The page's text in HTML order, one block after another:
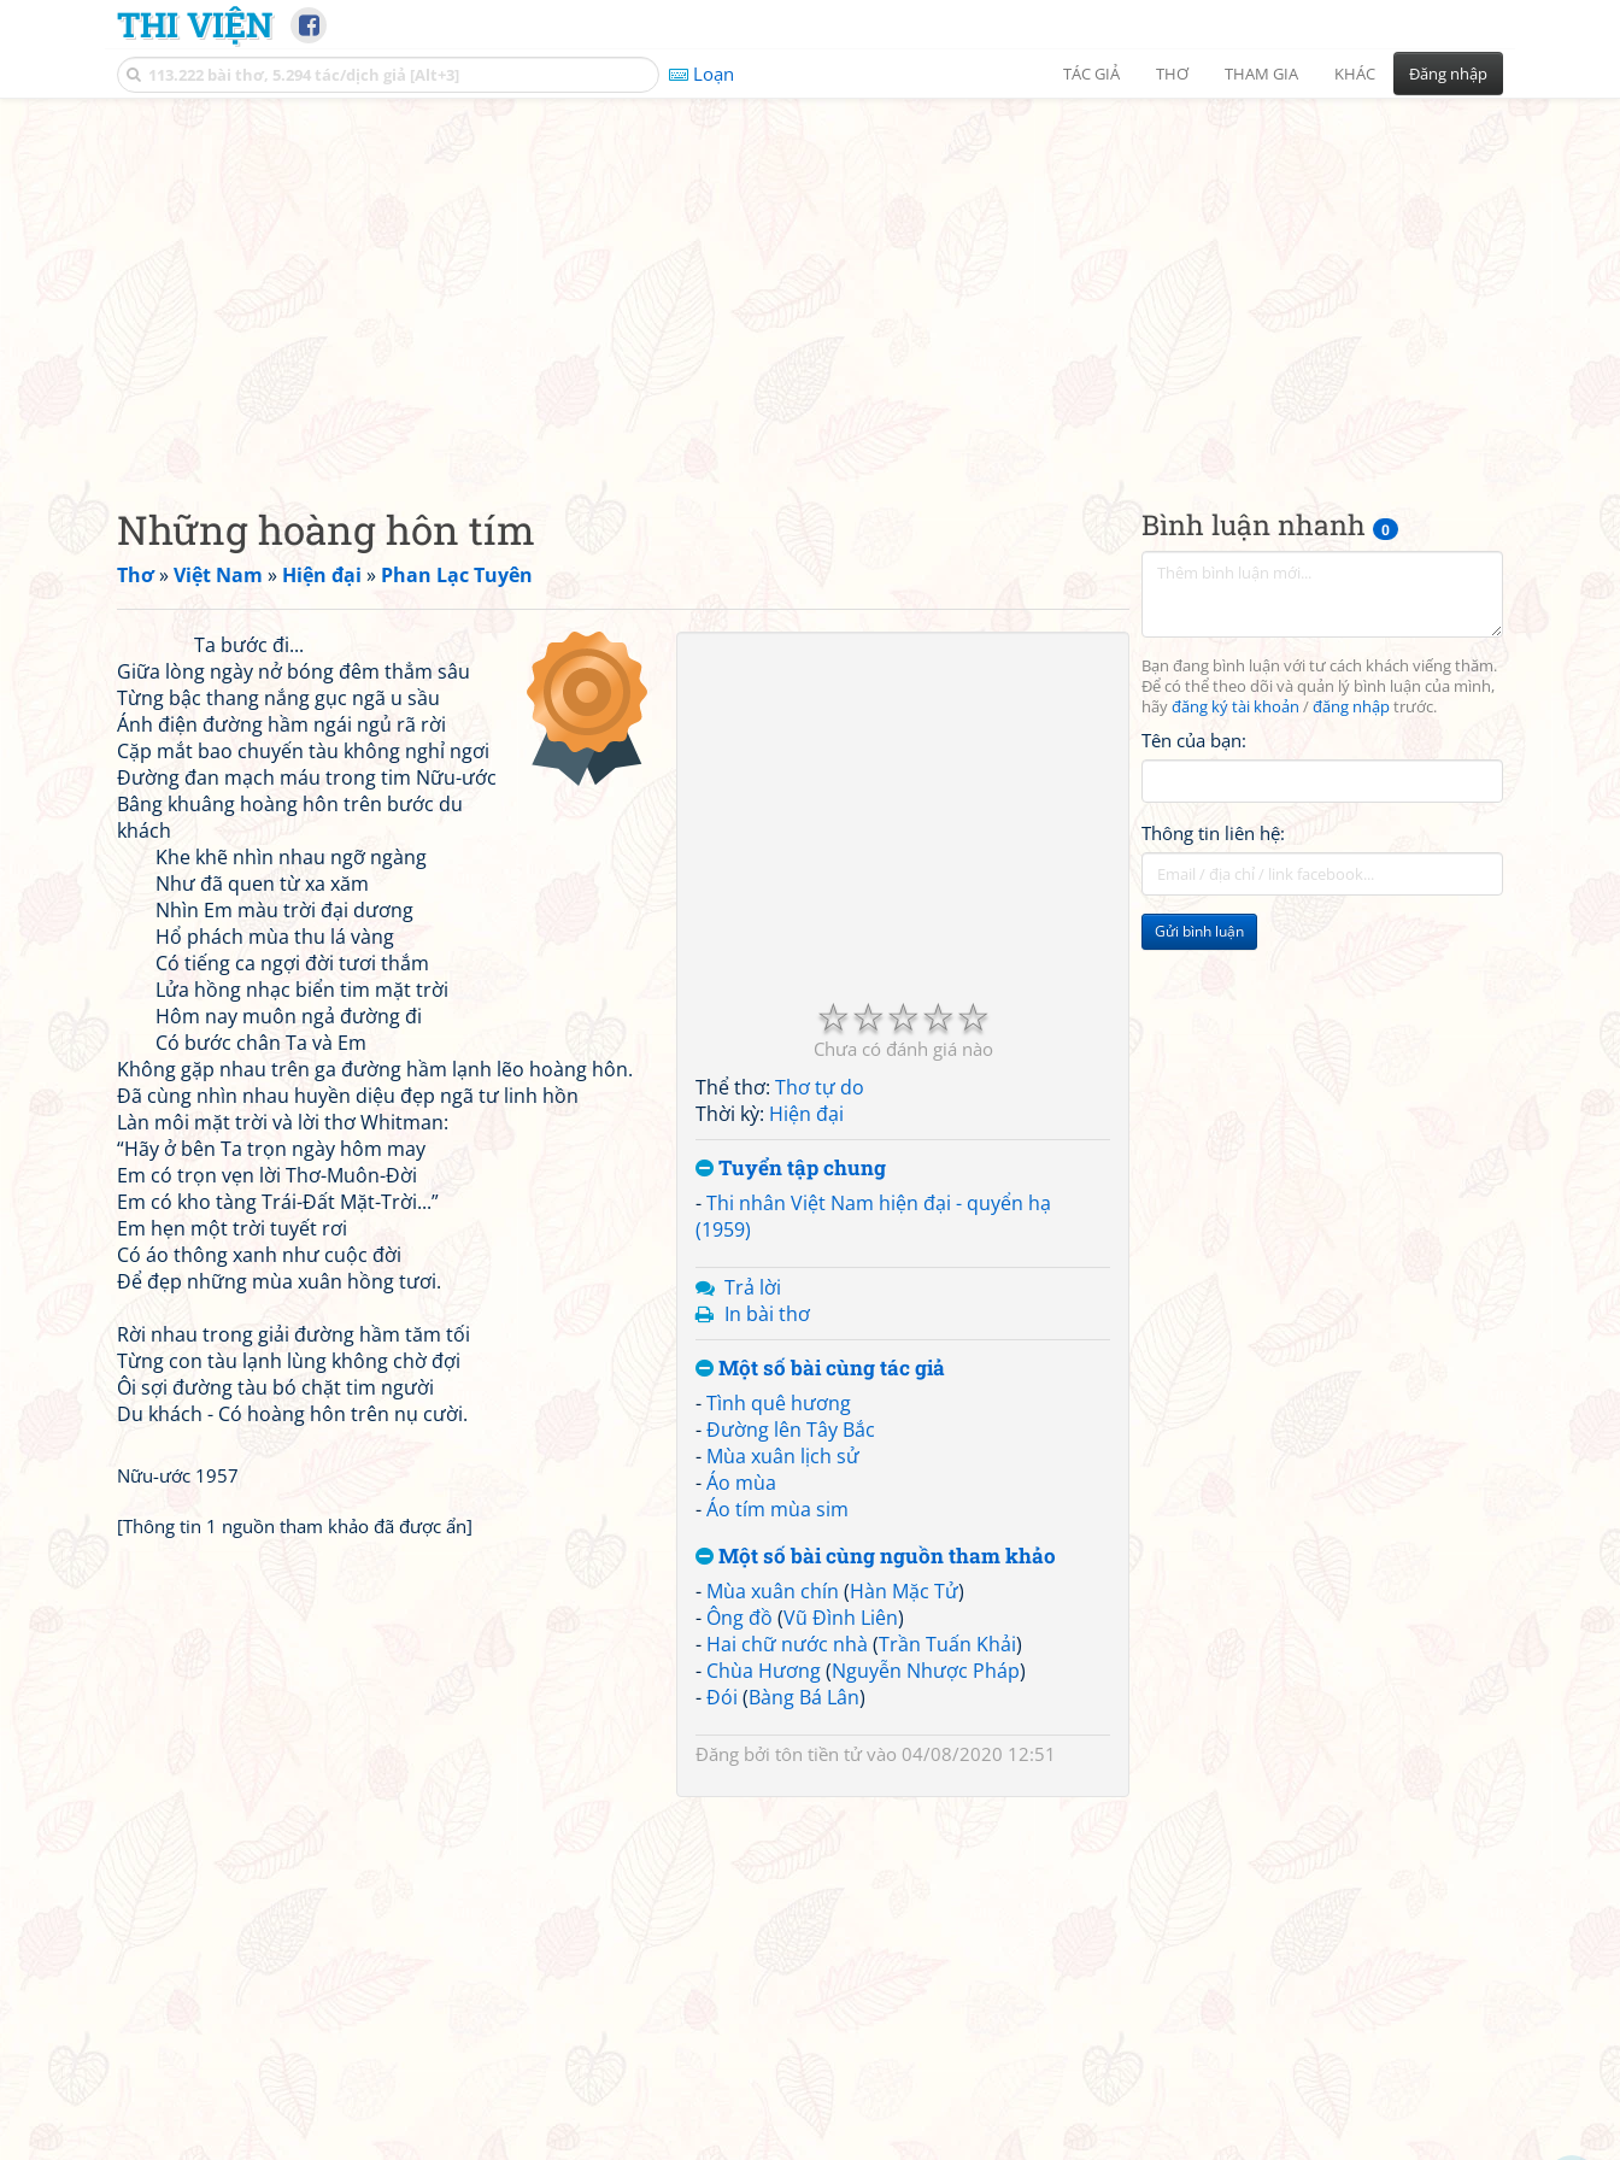
THI VIỆN
Loạn TÁC GIẢ THƠ THAM GIA KHÁC Đăng nhập
Bình luận nhanh 0
Bạn đang bình luận với tư cách khách viếng thăm.
Để có thể theo dõi và quản lý bình luận của mình,
hãyđăng ký tài khoản /đăng nhậptrước.
Tên của bạn:
Thông tin liên hệ:
Gửi bình luận
Những hoàng hôn tím
Thơ»Việt Nam » Hiện đại » Phan Lạc Tuyên
☆
☆
☆
☆
☆
Chưa có đánh giá nào
Thể thơ: Thơ tự do
Thời kỳ: Hiện đại
Tuyển tập chung
-Thi nhân Việt Nam hiện đại - quyển hạ
(1959)
Trả lời
In bài thơ
Một số bài cùng tác giả
-Tình quê hương
-Đường lên Tây Bắc
- Mùa xuân lịch sử
-Áo mùa
-Áo tím mùa sim
Một số bài cùng nguồn tham khảo
- Mùa xuân chín (Hàn Mặc Tử)
- Ông đồ (Vũ Đình Liên)
- Hai chữ nước nhà (Trần Tuấn Khải)
- Chùa Hương(Nguyễn Nhược Pháp)
-Đói (Bàng Bá Lân)
Đăng bởi tôn tiền tửvào 04/08/2020 12:51
Ta bước đi...
Giữa lòng ngày nở bóng đêm thẳm sâu
Từng bậc thang nắng gục ngã u sầu
Ánh điện đường hầm ngái ngủ rã rời
Cặp mắt bao chuyến tàu không nghỉ ngơi
Đường đan mạch máu trong tim Nữu-ước
Bâng khuâng hoàng hôn trên bước du
khách
Khe khẽ nhìn nhau ngỡ ngàng
Như đã quen từ xa xăm
Nhìn Em màu trời đại dương
Hổ phách mùa thu lá vàng
Có tiếng ca ngợi đời tươi thắm
Lửa hồng nhạc biển tim mặt trời
Hôm nay muôn ngả đường đi
Có bước chân Ta và Em
Không gặp nhau trên ga đường hầm lạnh lẽo hoàng hôn.
Đã cùng nhìn nhau huyền diệu đẹp ngã tư linh hồn
Làn môi mặt trời và lời thơ Whitman:
“Hãy ở bên Ta trọn ngày hôm may
Em có trọn vẹn lời Thơ-Muôn-Đời
Em có kho tàng Trái-Đất Mặt-Trời...”
Em hẹn một trời tuyết rơi
Có áo thông xanh như cuộc đời
Để đẹp những mùa xuân hồng tươi.
Rời nhau trong giải đường hầm tăm tối
Từng con tàu lạnh lùng không chờ đợi
Ôi sợi đường tàu bó chặt tim người
Du khách - Có hoàng hôn trên nụ cười.
Nữu-ước 1957
[Thông tin 1 nguồn tham khảo đã được ẩn]